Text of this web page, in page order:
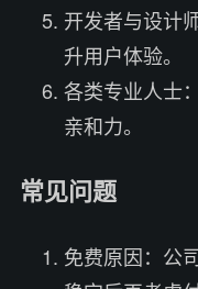
开发者与设计
升用户体验。
各类专业人士
亲和力。
常见问题
免费原因：公